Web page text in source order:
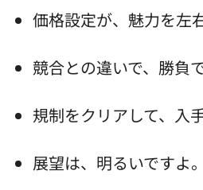
価格設定が、魅力を左
競合との違いで、勝負
規制をクリアして、入
展望は、明るいですよ。